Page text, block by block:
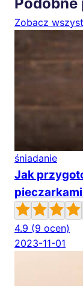
Zobacz
śniadanie
Jak
4.9 (9 ocen)
2023-11-01